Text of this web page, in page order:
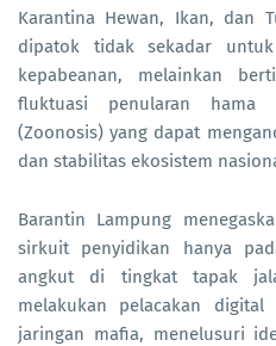
Karantina Hewan, Ikan, dan
dipatok tidak sekadar
kepabeanan, melainkan
fluktuasi penularan hama
(Zoonosis) yang dapat
dan stabilitas ekosistem
Barantin Lampung
sirkuit penyidikan hanya
angkut di tingkat tapak
melakukan pelacakan
jaringan mafia, menelusuri